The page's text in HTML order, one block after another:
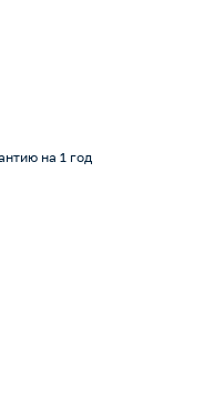
на 1 год